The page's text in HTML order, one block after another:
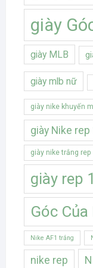
giày
giày MLB
giày mlb nữ
giày nike khuyến
giày Nike rep
giày nike trắng rep
giày rep
Góc
Nike AF1 trắng
nike rep